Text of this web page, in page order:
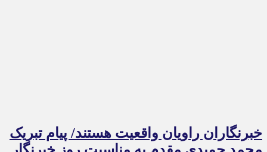
خبرنگاران راویان واقعیت هستند/ پیام تبریک